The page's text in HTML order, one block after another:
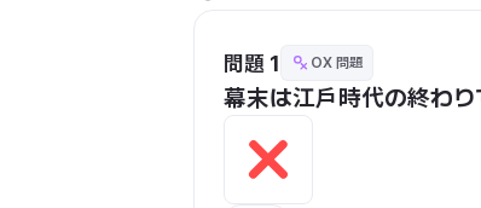
問題 1 OX 問題
幕末は江戸時代の終わ